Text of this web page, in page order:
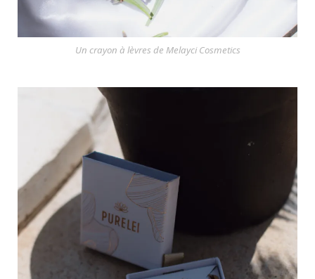
Un crayon à lèvres de Melayci Cosmetics